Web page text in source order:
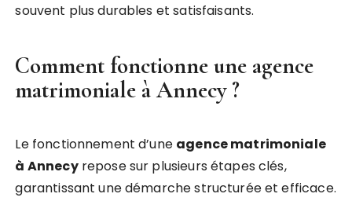
souvent plus durables et satisfaisants.
Comment fonctionne une agence
matrimoniale à Annecy?
Le fonctionnement d’une agence matrimoniale
à Annecyrepose sur plusieurs étapes clés,
garantissant une démarche structurée et efficace.